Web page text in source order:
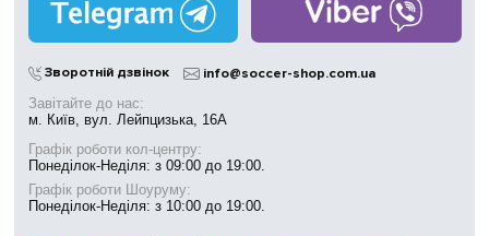
Зворотній дзвінок info@soccer-shop.com.ua
Завітайте до нас:
м. Київ, вул. Лейпцизька, 16А
Графік роботи кол-центру:
Понеділок-Неділя: з 09:00 до 19:00.
Графік роботи Шоуруму:
Понеділок-Неділя: з 10:00 до 19:00.